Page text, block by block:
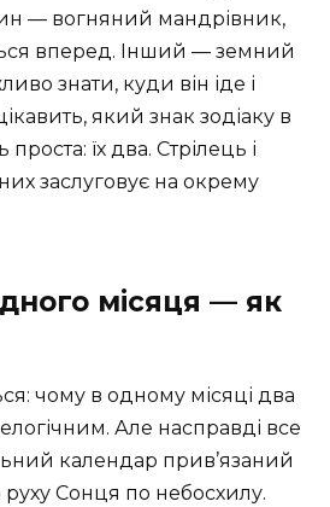
— вогняний мандрівник,
вперед. Інший — земний
знати, куди він іде і
який знак зодіаку в
їх два. Стрілець і
них заслуговує на окрему
місяця — як
чому в одному місяці два
Але насправді все
календар прив’язаний
руху Сонця по небосхилу.